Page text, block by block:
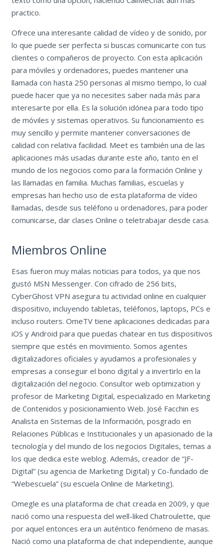
practico.
Ofrece una interesante calidad de vídeo y de sonido, por
lo que puede ser perfecta si buscas comunicarte con tus
clientes o compañeros de proyecto. Con esta aplicación
para móviles y ordenadores, puedes mantener una
llamada con hasta 250 personas al mismo tiempo, lo cual
puede hacer que ya no necesites saber nada más para
interesarte por ella. Es la solución idónea para todo tipo
de móviles y sistemas operativos. Su funcionamiento es
muy sencillo y permite mantener conversaciones de
calidad con relativa facilidad. Meet es también una de las
aplicaciones más usadas durante este año, tanto en el
mundo de los negocios como para la formación Online y
las llamadas en familia. Muchas familias, escuelas y
empresas han hecho uso de esta plataforma de vídeo
llamadas, desde sus teléfono u ordenadores, para poder
comunicarse, dar clases Online o teletrabajar desde casa.
Miembros Online
Esas fueron muy malas noticias para todos, ya que nos
gustó MSN Messenger. Con cifrado de 256 bits,
CyberGhost VPN asegura tu actividad online en cualquier
dispositivo, incluyendo tabletas, teléfonos, laptops, PCs e
incluso routers. OmeTV tiene aplicaciones dedicadas para
iOS y Android para que puedas chatear en tus dispositivos
siempre que estés en movimiento. Somos agentes
digitalizadores oficiales y ayudamos a profesionales y
empresas a conseguir el bono digital y a invertirlo en la
digitalización del negocio. Consultor web optimization y
profesor de Marketing Digital, especializado en Marketing
de Contenidos y posicionamiento Web. José Facchin es
Analista en Sistemas de la Información, posgrado en
Relaciones Públicas e Institucionales y un apasionado de la
tecnología y del mundo de los negocios Digitales, temas a
los que dedica este weblog. Además, creador de “JF-
Digital” (su agencia de Marketing Digital) y Co-fundado de
“Webescuela” (su escuela Online de Marketing).
Omegle es una plataforma de chat creada en 2009, y que
nació como una respuesta del well-liked Chatroulette, que
por aquel entonces era un auténtico fenómeno de masas.
Nació como una plataforma de chat independiente, aunque